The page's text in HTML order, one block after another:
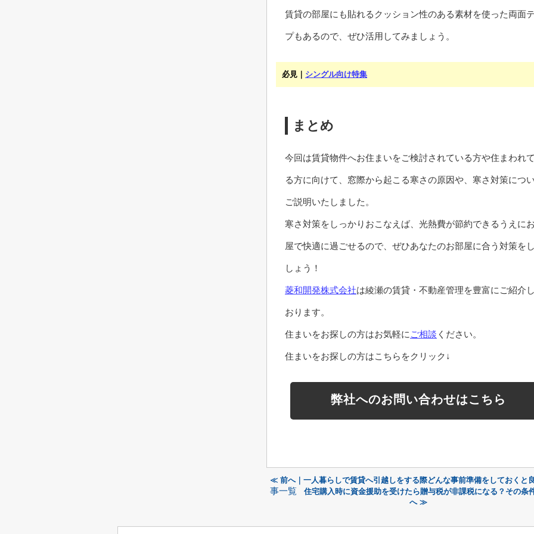
賃貸の部屋にも貼れるクッション性のある素材を使った両面
プもあるので、ぜひ活用してみましょう。
必見｜ シングル向け特集
まとめ
今回は賃貸物件へお住まいをご検討されている方や住まわれ
る方に向けて、窓際から起こる寒さの原因や、寒さ対策につ
ご説明いたしました。
寒さ対策をしっかりおこなえば、光熱費が節約できるうえに
屋で快適に過ごせるので、ぜひあなたのお部屋に合う対策を
しょう！
菱和開発株式会社は綾瀬の賃貸・不動産管理を豊富にご紹介
おります。
住まいをお探しの方はお気軽に ご相談 ください。
住まいをお探しの方はこちらをクリック↓
弊社へのお問い合わせはこちら
≪ 前へ｜一人暮らしで賃貸へ引越しをする際どんな事前準備をしておくと
事一覧
住宅購入時に資金援助を受けたら贈与税が非課税になる？その条
へ ≫